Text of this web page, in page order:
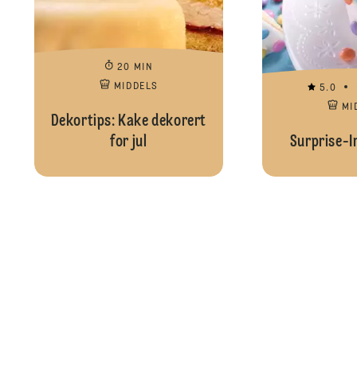
20 MIN
MIDDELS
Dekortips: Kake dekorert
for jul
5.0
Surprise-